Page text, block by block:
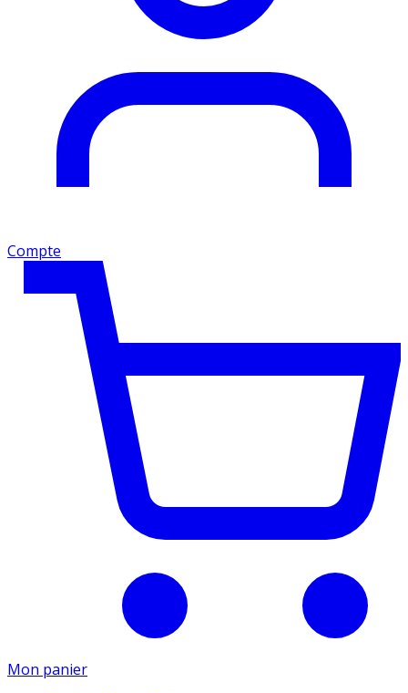
Compte
Mon panier